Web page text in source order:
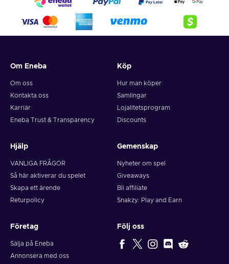
Om Eneba
Om oss
Kontakta oss
Karriär
Eneba Trust & Transparency
Köp
Hur man köper
Samlingar
Lojalitetsprogram
Discounts
Hjälp
VANLIGA FRÅGOR
Så här aktiverar du spelet
Skapa ett ärende
Returpolicy
Gemenskap
Nyheter om spel
Giveaways
Bli affiliate
Snakzy: Play and Earn
Företag
Sälja på Eneba
Annonsera med oss
Följ oss